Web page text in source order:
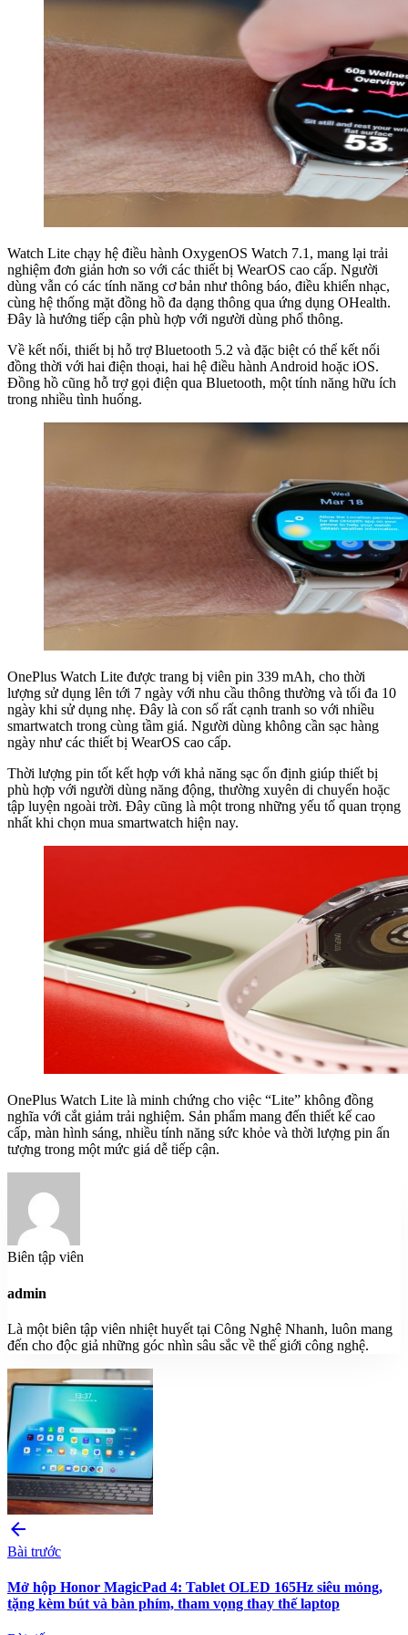
Watch Lite chạy hệ điều hành OxygenOS Watch 7.1, mang lại trải
nghiệm đơn giản hơn so với các thiết bị WearOS cao cấp. Người
dùng vẫn có các tính năng cơ bản như thông báo, điều khiển nhạc,
cùng hệ thống mặt đồng hồ đa dạng thông qua ứng dụng OHealth.
Đây là hướng tiếp cận phù hợp với người dùng phổ thông.
Về kết nối, thiết bị hỗ trợ Bluetooth 5.2 và đặc biệt có thể kết nối
đồng thời với hai điện thoại, hai hệ điều hành Android hoặc iOS.
Đồng hồ cũng hỗ trợ gọi điện qua Bluetooth, một tính năng hữu ích
trong nhiều tình huống.
OnePlus Watch Lite được trang bị viên pin 339 mAh, cho thời
lượng sử dụng lên tới 7 ngày với nhu cầu thông thường và tối đa 10
ngày khi sử dụng nhẹ. Đây là con số rất cạnh tranh so với nhiều
smartwatch trong cùng tầm giá. Người dùng không cần sạc hàng
ngày như các thiết bị WearOS cao cấp.
Thời lượng pin tốt kết hợp với khả năng sạc ổn định giúp thiết bị
phù hợp với người dùng năng động, thường xuyên di chuyển hoặc
tập luyện ngoài trời. Đây cũng là một trong những yếu tố quan trọng
nhất khi chọn mua smartwatch hiện nay.
OnePlus Watch Lite là minh chứng cho việc “Lite” không đồng
nghĩa với cắt giảm trải nghiệm. Sản phẩm mang đến thiết kế cao
cấp, màn hình sáng, nhiều tính năng sức khỏe và thời lượng pin ấn
tượng trong một mức giá dễ tiếp cận.
Biên tập viên
admin
Là một biên tập viên nhiệt huyết tại Công Nghệ Nhanh, luôn mang
đến cho độc giả những góc nhìn sâu sắc về thế giới công nghệ.
arrow_back
Bài trước
Mở hộp Honor MagicPad 4: Tablet OLED 165Hz siêu mỏng,
tặng kèm bút và bàn phím, tham vọng thay thế laptop